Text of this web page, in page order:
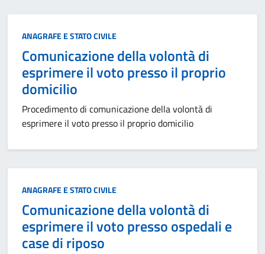
Categoria:
ANAGRAFE E STATO CIVILE
Comunicazione della volontà di
esprimere il voto presso il proprio
domicilio
Procedimento di comunicazione della volontà di
esprimere il voto presso il proprio domicilio
Categoria:
ANAGRAFE E STATO CIVILE
Comunicazione della volontà di
esprimere il voto presso ospedali e
case di riposo